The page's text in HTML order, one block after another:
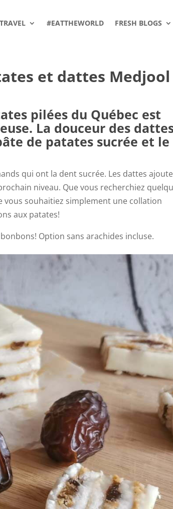
TRAVEL #EATTHEWORLD FRESH BLOGS
et dattes Medjool
pilées du Québec est
La douceur des
de patates sucrée et le
qui ont la dent sucrée. Les dattes
niveau. Que vous recherchiez
souhaitiez simplement une collation
aux patates!
Option sans arachides incluse.